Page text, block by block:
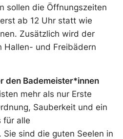
sollen die Öffnungszeiten
ab 12 Uhr statt wie
Zusätzlich wird der
Hallen- und Freibädern
den Bademeister*innen
mehr als nur Erste
Sauberkeit und ein
für alle
Sie sind die guten Seelen in